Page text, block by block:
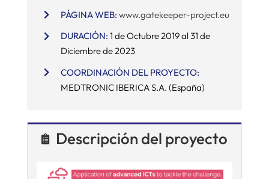
APOYO I+D+I
PÁGINA WEB: www.gatekeeper-project.eu
DURACIÓN: 1 de Octubre 2019 al 31 de
Diciembre de 2023
COORDINACIÓN DEL PROYECTO:
MEDTRONIC IBERICA S.A. (España)
Descripción del proyecto